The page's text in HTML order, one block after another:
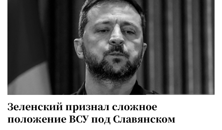
Зеленский признал сложное
положение ВСУ под Славянском